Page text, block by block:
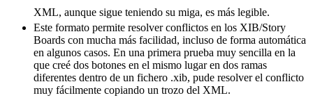
XML, aunque sigue teniendo su miga, es más legible.
Este formato permite resolver conflictos en los XIB/Story
Boards con mucha más facilidad, incluso de forma automática
en algunos casos. En una primera prueba muy sencilla en la
que creé dos botones en el mismo lugar en dos ramas
diferentes dentro de un fichero .xib, pude resolver el conflicto
muy fácilmente copiando un trozo del XML.